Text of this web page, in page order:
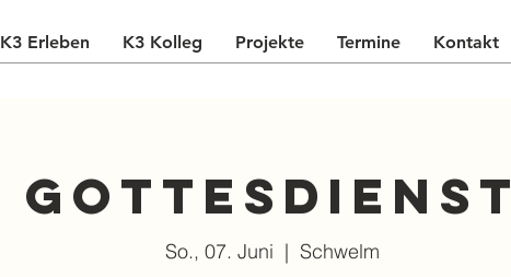
K3 Erleben K3 Kolleg Projekte Termine Kontakt
Gottesdienst
So., 07. Juni
  |
Schwelm